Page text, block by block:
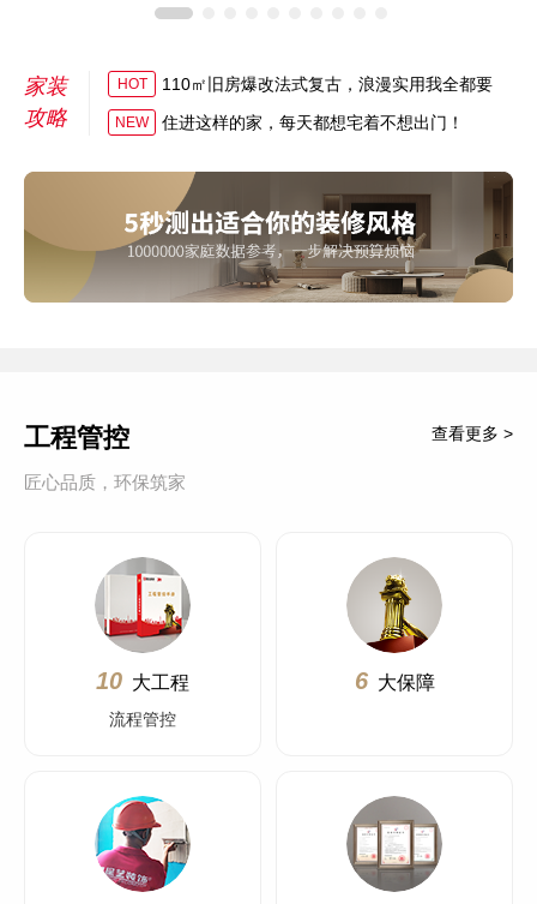
家装
攻略
HOT 110㎡旧房爆改法式复古，浪漫实用我全都要
NEW 住进这样的家，每天都想宅着不想出门！
工程管控
匠心品质，环保筑家
查看更多 >
10 大工程
流程管控
6 大保障